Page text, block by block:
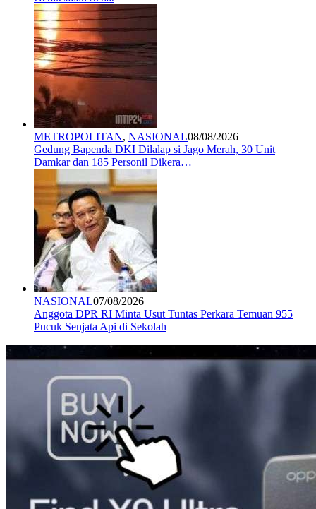
METROPOLITAN, NASIONAL08/08/2026
Gedung Bapenda DKI Dilalap si Jago Merah, 30 Unit
Damkar dan 185 Personil Dikera…
NASIONAL07/08/2026
Anggota DPR RI Minta Usut Tuntas Perkara Temuan 955
Pucuk Senjata Api di Sekolah